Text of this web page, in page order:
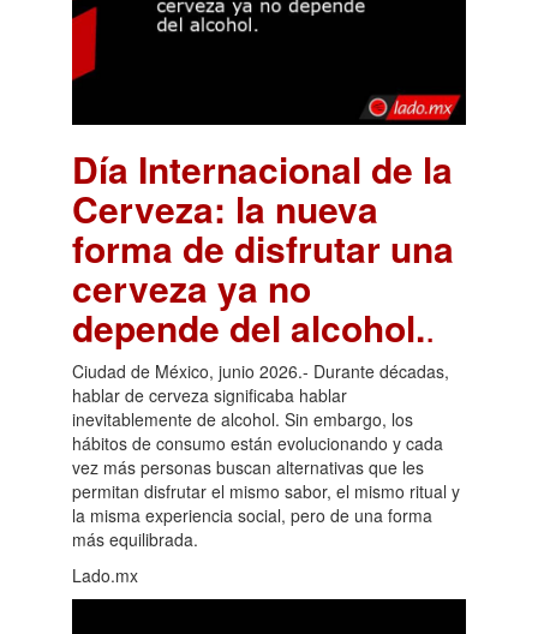
Día Internacional de la
Cerveza: la nueva
forma de disfrutar una
cerveza ya no
depende del alcohol..
Ciudad de México, junio 2026.- Durante décadas,
hablar de cerveza significaba hablar
inevitablemente de alcohol. Sin embargo, los
hábitos de consumo están evolucionando y cada
vez más personas buscan alternativas que les
permitan disfrutar el mismo sabor, el mismo ritual y
la misma experiencia social, pero de una forma
más equilibrada.
Lado.mx